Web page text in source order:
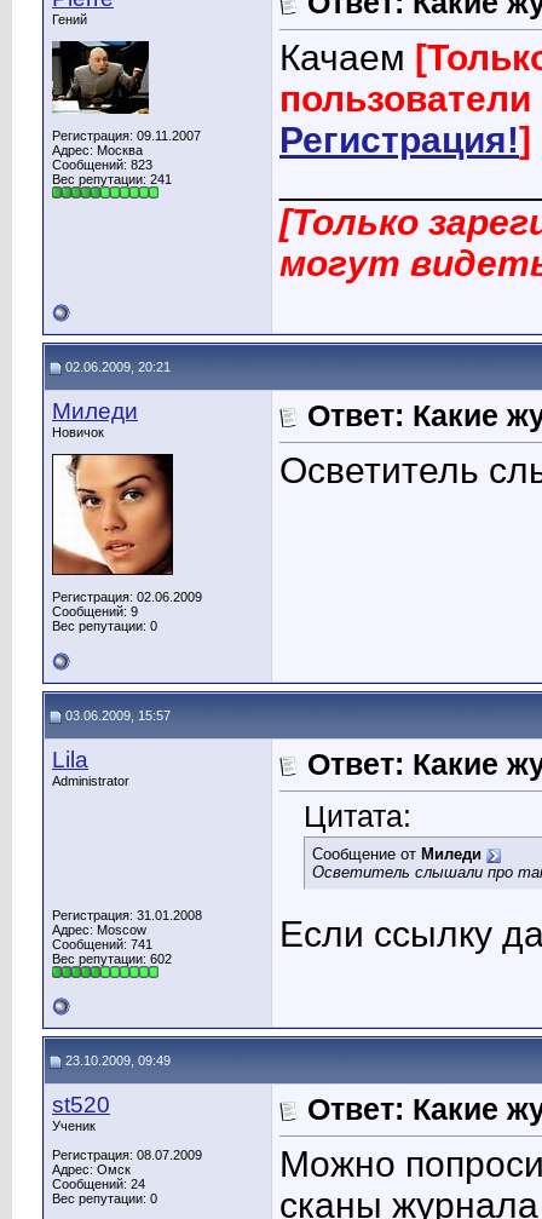
Гений
Регистрация: 09.11.2007
Адрес: Москва
Сообщений: 823
Вес репутации: 241
Качаем
Регистрация!]
[Только
могут
02.06.2009, 20:21
Миледи
Новичок
Регистрация: 02.06.2009
Сообщений: 9
Вес репутации: 0
Ответ: Какие
Осветитель
03.06.2009, 15:57
Lila
Administrator
Регистрация: 31.01.2008
Адрес: Moscow
Сообщений: 741
Вес репутации: 602
Ответ: Какие
Цитата:
Сообщение от Миледи
Осветитель слышали про
Если ссылку
23.10.2009, 09:49
st520
Ученик
Регистрация: 08.07.2009
Адрес: Омск
Сообщений: 24
Вес репутации: 0
Ответ: Какие
Можно
сканы журнала